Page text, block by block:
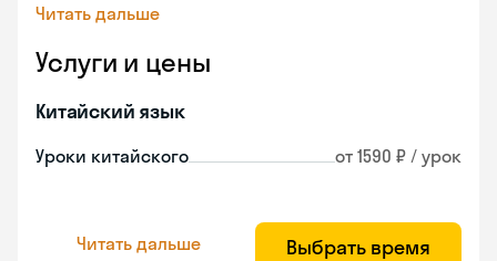
Читать дальше
Услуги и цены
Китайский язык
Уроки китайского от 1590 ₽ / урок
Читать дальше Выбрать время